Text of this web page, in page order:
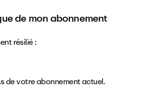
de mon abonnement
résilié :
de votre abonnement actuel.